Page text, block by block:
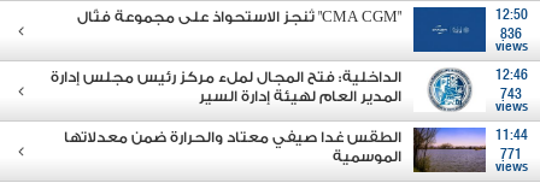
12:50
836
views
"CMA CGM" تُنجز الاستحواذ على مجموعة فتّال
12:46
743
views
الداخلية: فتح المجال لملء مركز رئيس مجلس إدارة
المدير العام لهيئة إدارة السير
11:44
771
views
الطقس غدا صيفي معتاد والحرارة ضمن معدلاتها
الموسمية